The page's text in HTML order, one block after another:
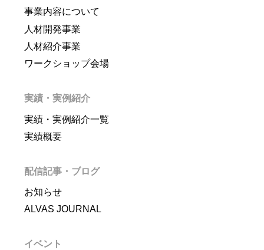
事業内容について
人材開発事業
人材紹介事業
ワークショップ会場
実績・実例紹介
実績・実例紹介一覧
実績概要
配信記事・ブログ
お知らせ
ALVAS JOURNAL
イベント